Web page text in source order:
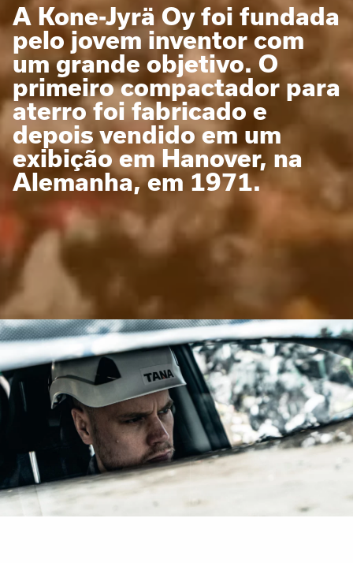
A Kone-Jyrä Oy foi fundada
pelo jovem inventor com
um grande objetivo. O
primeiro compactador para
aterro foi fabricado e
depois vendido em um
exibição em Hanover, na
Alemanha, em 1971.